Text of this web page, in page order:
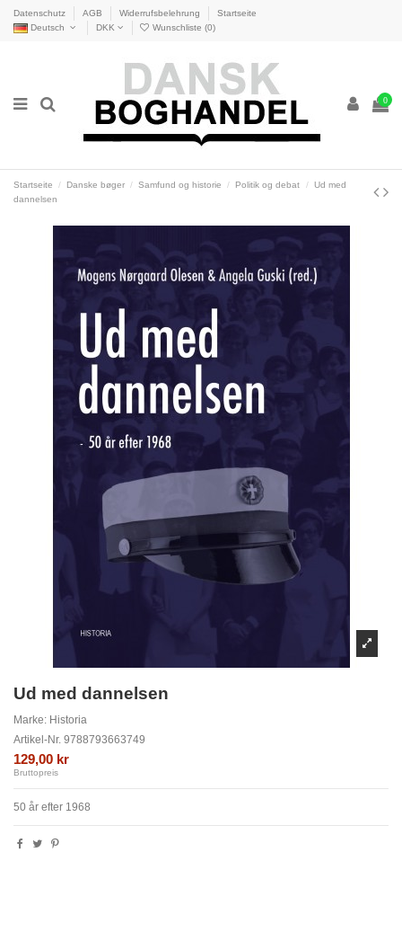
Datenschutz AGB Widerrufsbelehrung
Startseite
Deutsch
DKK Wunschliste (0)
0
Startseite Danske bøger Samfund og historie Politik og debat
Ud med
dannelsen
Ud med dannelsen
Marke: Historia
Artikel-Nr. 9788793663749
129,00 kr
Bruttopreis
50 år efter 1968